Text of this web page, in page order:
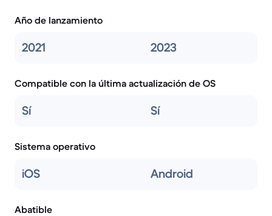
Año de lanzamiento
2021 2023
Compatible con la última actualización de OS
Sí Sí
Sistema operativo
iOS Android
Abatible